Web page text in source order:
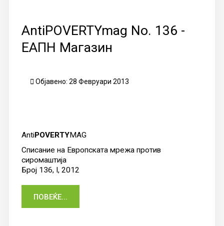
AntiPOVERTYmag No. 136 -
ЕАПН Магазин
Објавено: 28 Февруари 2013
AntiPOVERTYMAG
Списание на Европската мрежа против
сиромаштија
Број 136, I, 2012
ПОВЕЌЕ...